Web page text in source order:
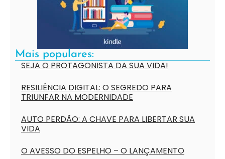
Mais populares:
SEJA O PROTAGONISTA DA SUA VIDA!
RESILIÊNCIA DIGITAL: O SEGREDO PARA
TRIUNFAR NA MODERNIDADE
AUTO PERDÃO: A CHAVE PARA LIBERTAR SUA
VIDA
O AVESSO DO ESPELHO – O LANÇAMENTO